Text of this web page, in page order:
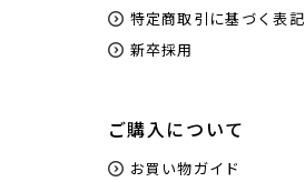
特定商取引に基づく表記
新卒採用
ご購入について
お買い物ガイド